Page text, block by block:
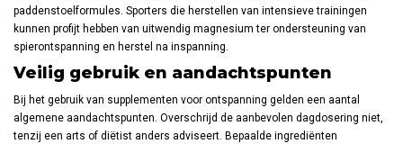
paddenstoelformules. Sporters die herstellen van intensieve trainingen
kunnen profijt hebben van uitwendig magnesium ter ondersteuning van
spierontspanning en herstel na inspanning.
Veilig gebruik en aandachtspunten
Bij het gebruik van supplementen voor ontspanning gelden een aantal
algemene aandachtspunten. Overschrijd de aanbevolen dagdosering niet,
tenzij een arts of diëtist anders adviseert. Bepaalde ingrediënten